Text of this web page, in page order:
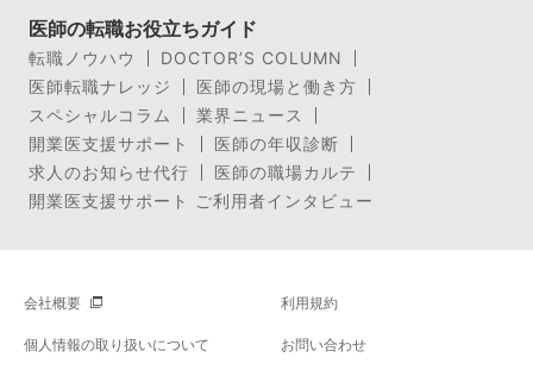
医師の転職お役立ちガイド
転職ノウハウ
DOCTOR’S COLUMN
医師転職ナレッジ
医師の現場と働き方
スペシャルコラム
業界ニュース
開業医支援サポート
医師の年収診断
求人のお知らせ代行
医師の職場カルテ
開業医支援サポート ご利用者インタビュー
会社概要 利用規約
個人情報の取り扱いについて お問い合わせ